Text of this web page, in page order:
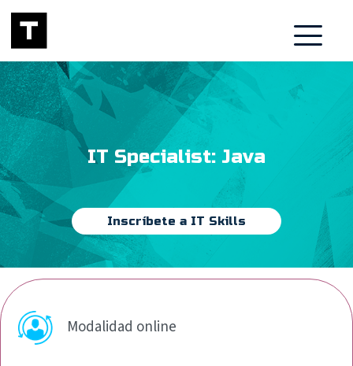
IT Specialist: Java
Inscríbete a IT Skills
Modalidad online